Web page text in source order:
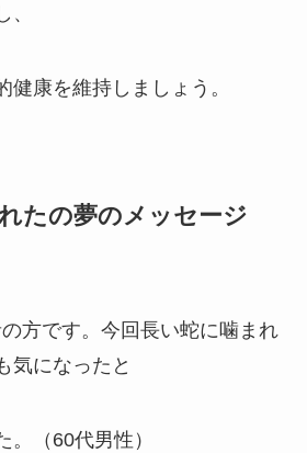
健康を維持しましょう。
たの夢のメッセージ
方です。今回長い蛇に噛まれ
気になったと
。（60代男性）